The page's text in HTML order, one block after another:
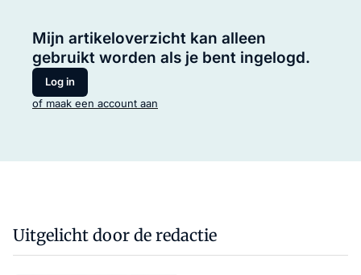
Mijn artikeloverzicht kan alleen
gebruikt worden als je bent ingelogd.
Log in
of maak een account aan
Uitgelicht door de redactie